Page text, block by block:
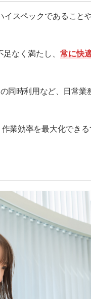
スペックであること
なく満たし、 常に快
同時利用など、日常
業効率を最大化でき